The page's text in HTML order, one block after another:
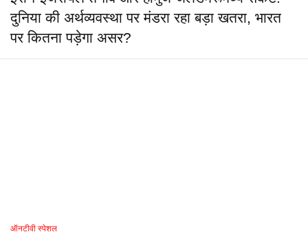
दुनिया की अर्थव्यवस्था पर मंडरा रहा बड़ा खतरा, भारत
पर कितना पड़ेगा असर?
ऑनटीवी स्पेशल